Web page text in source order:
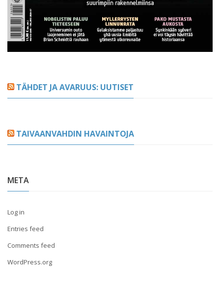
TÄHDET JA AVARUUS: UUTISET
TAIVAANVAHDIN HAVAINTOJA
META
Log in
Entries feed
Comments feed
WordPress.org